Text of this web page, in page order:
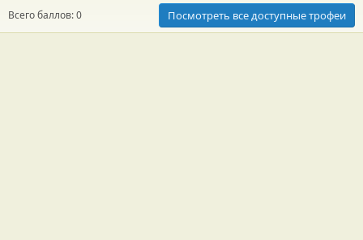
Всего баллов: 0 Посмотреть все доступные трофеи